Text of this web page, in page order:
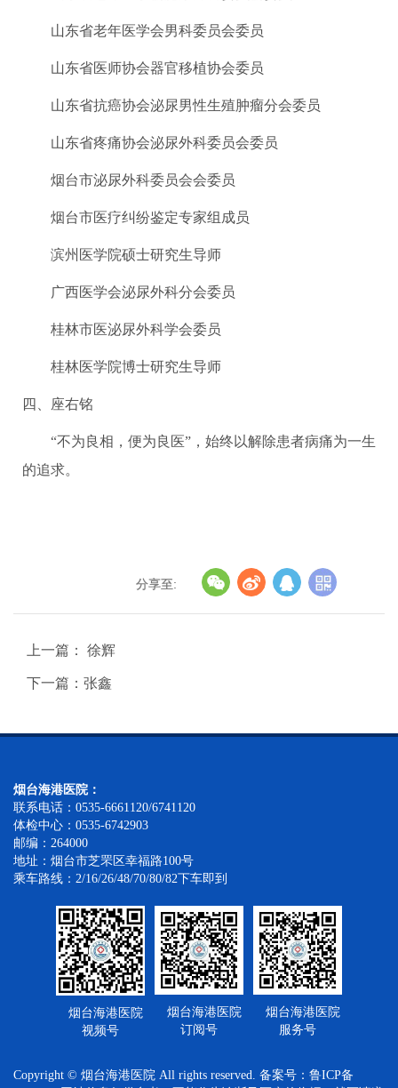
山东省老年医学会男科委员会委员
山东省医师协会器官移植协会委员
山东省抗癌协会泌尿男性生殖肿瘤分会委员
山东省疼痛协会泌尿外科委员会委员
烟台市泌尿外科委员会会委员
烟台市医疗纠纷鉴定专家组成员
滨州医学院硕士研究生导师
广西医学会泌尿外科分会委员
桂林市医泌尿外科学会委员
桂林医学院博士研究生导师
四、座右铭
“不为良相，便为良医”，始终以解除患者病痛为一生
的追求。
分享至:
上一篇： 徐辉
下一篇：张鑫
烟台海港医院：
联系电话：0535-6661120/6741120
体检中心：0535-6742903
邮编：264000
地址：烟台市芝罘区幸福路100号
乘车路线：2/16/26/48/70/80/82下车即到
烟台海港医院
视频号
烟台海港医院
订阅号
烟台海港医院
服务号
Copyright © 烟台海港医院 All rights reserved. 备案号： 鲁ICP备